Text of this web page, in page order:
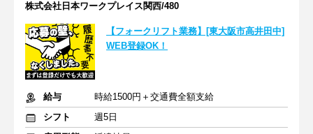
株式会社日本ワークプレイス関西/480
【フォークリフト業務】[東大阪市高井田中]
WEB登録OK！
給与
時給1500円＋交通費全額支給
シフト
週5日